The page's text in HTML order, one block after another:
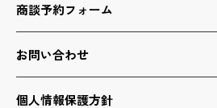
商談予約フォーム
お問い合わせ
個人情報保護方針